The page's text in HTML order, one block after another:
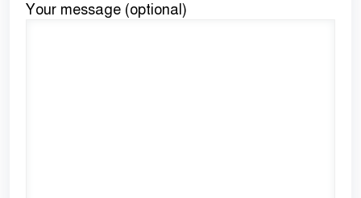
Your message (optional)